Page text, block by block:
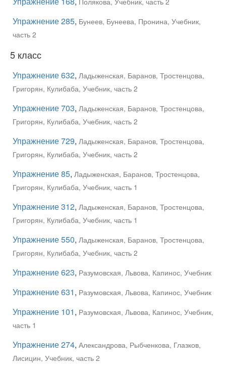
Упражнение 285, Бунеев, Бунеева, Пронина, Учебник,
часть 2
5 класс
Упражнение 632, Ладыженская, Баранов, Тростенцова,
Григорян, Кулибаба, Учебник, часть 2
Упражнение 703, Ладыженская, Баранов, Тростенцова,
Григорян, Кулибаба, Учебник, часть 2
Упражнение 729, Ладыженская, Баранов, Тростенцова,
Григорян, Кулибаба, Учебник, часть 2
Упражнение 85, Ладыженская, Баранов, Тростенцова,
Григорян, Кулибаба, Учебник, часть 1
Упражнение 312, Ладыженская, Баранов, Тростенцова,
Григорян, Кулибаба, Учебник, часть 1
Упражнение 550, Ладыженская, Баранов, Тростенцова,
Григорян, Кулибаба, Учебник, часть 2
Упражнение 623, Разумовская, Львова, Капинос, Учебник
Упражнение 631, Разумовская, Львова, Капинос, Учебник
Упражнение 101, Разумовская, Львова, Капинос, Учебник,
часть 1
Упражнение 274, Александрова, Рыбченкова, Глазков,
Лисицин, Учебник, часть 2